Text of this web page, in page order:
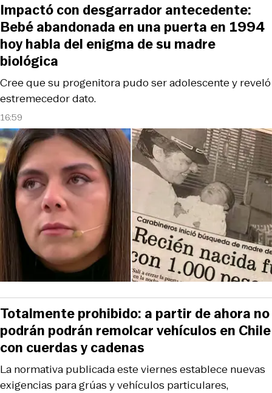
16:59
Cree que su progenitora pudo ser adolescente y reveló
estremecedor dato.
Impactó con desgarrador antecedente:
Bebé abandonada en una puerta en 1994
hoy habla del enigma de su madre
biológica
La normativa publicada este viernes establece nuevas
exigencias para grúas y vehículos particulares,
Totalmente prohibido: a partir de ahora no
podrán podrán remolcar vehículos en Chile
con cuerdas y cadenas